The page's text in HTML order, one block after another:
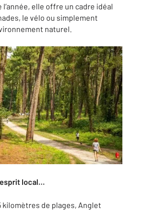
elle offre un cadre idéal
le vélo ou simplement
naturel.
local…
kilomètres de plages, Anglet